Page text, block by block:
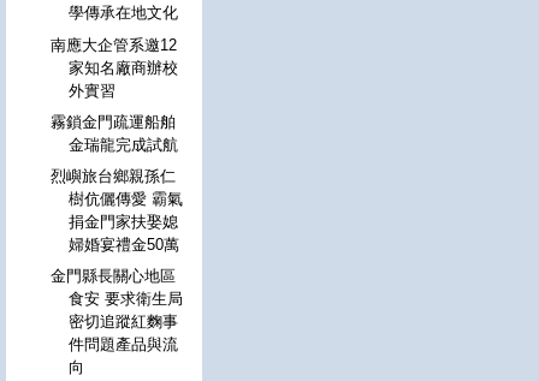
學傳承在地文化
南應大企管系邀12
家知名廠商辦校
外實習
霧鎖金門疏運船舶
金瑞龍完成試航
烈嶼旅台鄉親孫仁
樹伉儷傳愛 霸氣
捐金門家扶娶媳
婦婚宴禮金50萬
金門縣長關心地區
食安 要求衛生局
密切追蹤紅麴事
件問題產品與流
向